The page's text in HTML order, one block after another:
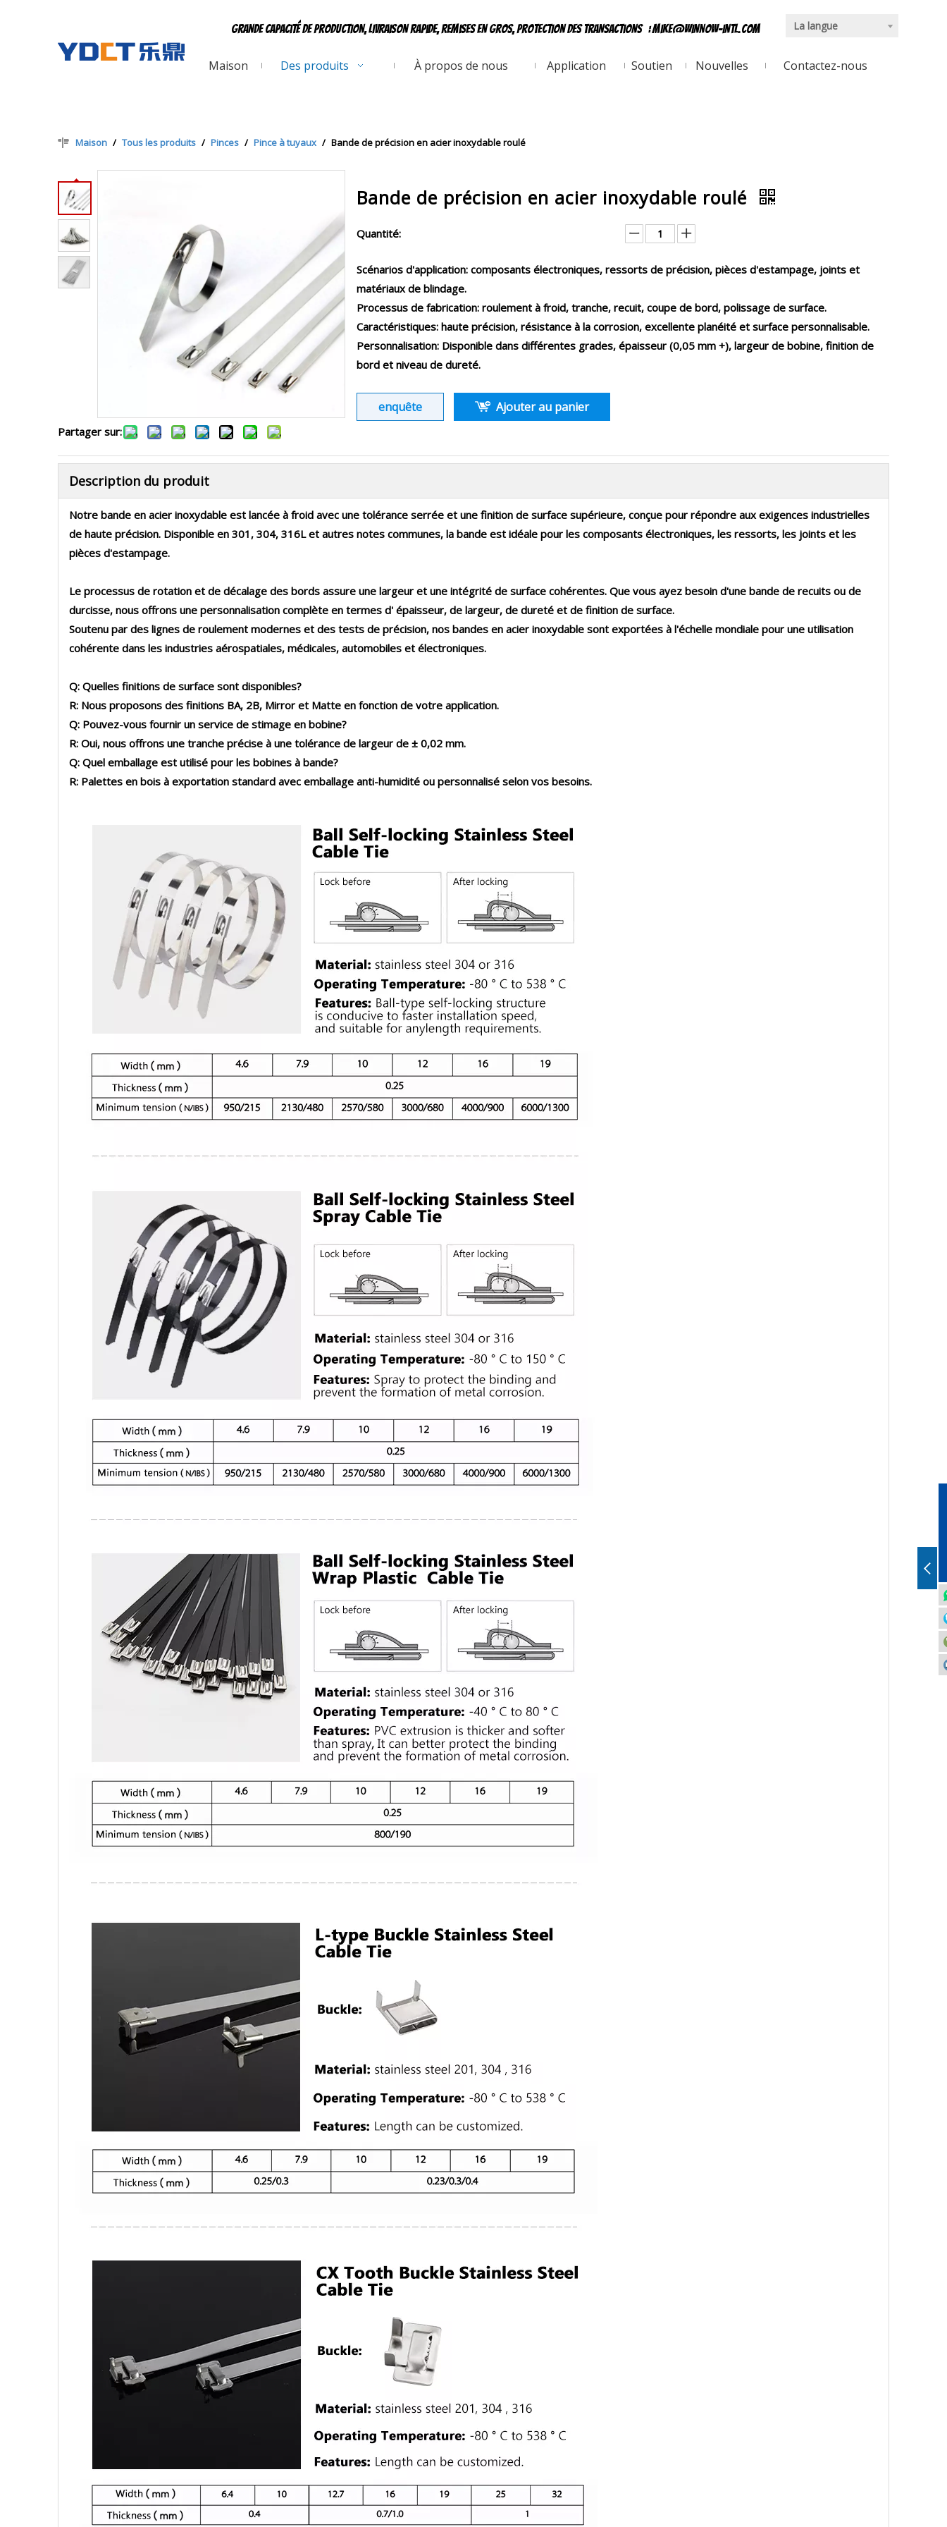
Grande capacité de production, livraison rapide, remises en gros, protection des transactions :mike@winnow-intl.com La langue
Maison Des produits À propos de nous Application Soutien Nouvelles Contactez-nous
Maison / Tous les produits / Pinces / Pince à tuyaux / Bande de précision en acier inoxydable roulé
Partager sur:
Bande de précision en acier inoxydable roulé
Quantité:
Scénarios d'application: composants électroniques, ressorts de précision, pièces d'estampage, joints et
matériaux de blindage.
Processus de fabrication: roulement à froid, tranche, recuit, coupe de bord, polissage de surface.
Caractéristiques: haute précision, résistance à la corrosion, excellente planéité et surface personnalisable.
Personnalisation: Disponible dans différentes grades, épaisseur (0,05 mm +), largeur de bobine, finition de
bord et niveau de dureté.
enquête Ajouter au panier
Description du produit
Notre bande en acier inoxydable est lancée à froid avec une tolérance serrée et une finition de surface supérieure, conçue pour répondre aux exigences industrielles
de haute précision. Disponible en 301, 304, 316Let autres notes communes, la bande est idéale pour les composants électroniques, les ressorts, les joints et les
pièces d'estampage.
Le processus de rotation et de décalage des bords assure une largeur et une intégrité de surface cohérentes. Que vous ayez besoin d'une bande de recuits ou de
durcisse, nous offrons une personnalisation complète en termes d' épaisseur, de largeur, de dureté et de finition de surface.
Soutenu par des lignes de roulement modernes et des tests de précision, nos bandes en acier inoxydable sont exportées à l'échelle mondiale pour une utilisation
cohérente dans les industries aérospatiales, médicales, automobiles et électroniques.
Q: Quelles finitions de surface sont disponibles?
R: Nous proposons des finitions BA, 2B, Mirror et Matte en fonction de votre application.
Q: Pouvez-vous fournir un service de stimage en bobine?
R: Oui, nous offrons une tranche précise à une tolérance de largeur de ± 0,02 mm.
Q: Quel emballage est utilisé pour les bobines à bande?
R: Palettes en bois à exportation standard avec emballage anti-humidité ou personnalisé selon vos besoins.